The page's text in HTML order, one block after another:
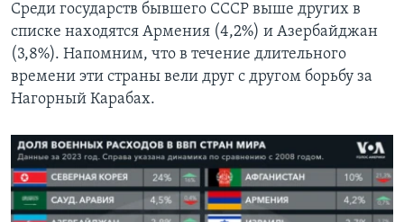
Среди государств бывшего СССР выше других в
списке находятся Армения (4,2%) и Азербайджан
(3,8%). Напомним, что в течение длительного
времени эти страны вели друг с другом борьбу за
Нагорный Карабах.